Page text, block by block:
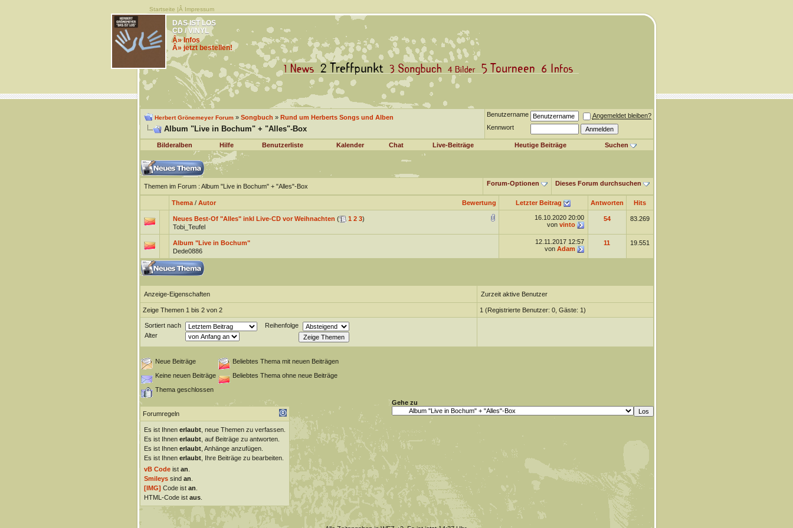
Startseite |Â Impressum
DAS IST LOS
CD / VINYL
Â» Infos
Â» jetzt bestellen!
Herbert Grönemeyer Forum» Songbuch » Rund um Herberts Songs und Alben
Album "Live in Bochum" + "Alles"-Box
Benutzername
Angemeldet bleiben?
Kennwort
Bilderalben Hilfe Benutzerliste Kalender Chat Live-Beiträge Heutige Beiträge Suchen
Themen im Forum: Album "Live in Bochum" + "Alles"-Box Forum-Optionen Dieses Forum durchsuchen
Bewertung
Thema/ Autor Letzter Beitrag Antworten Hits
Neues Best-Of "Alles" inkl Live-CD vor Weihnachten ( 1 2 3)
Tobi_Teufel
16.10.2020 20:00
von vinto
54 83.269
Album "Live in Bochum"
Dede0886
12.11.2017 12:57
von Adam
11 19.551
Anzeige-Eigenschaften Zurzeit aktive Benutzer
Zeige Themen 1 bis 2 von 2 1 (Registrierte Benutzer: 0, Gäste: 1)
Sortiert nach
Reihenfolge
Alter
Neue Beiträge
Beliebtes Thema mit neuen Beiträgen
Keine neuen Beiträge
Beliebtes Thema ohne neue Beiträge
Thema geschlossen
Forumregeln
Es ist Ihnen erlaubt, neue Themen zu verfassen.
Es ist Ihnen erlaubt, auf Beiträge zu antworten.
Es ist Ihnen erlaubt, Anhänge anzufügen.
Es ist Ihnen erlaubt, Ihre Beiträge zu bearbeiten.
vB Codeist an
Smileyssind an
[IMG] Code ist an
HTML-Code ist aus.
Gehe zu